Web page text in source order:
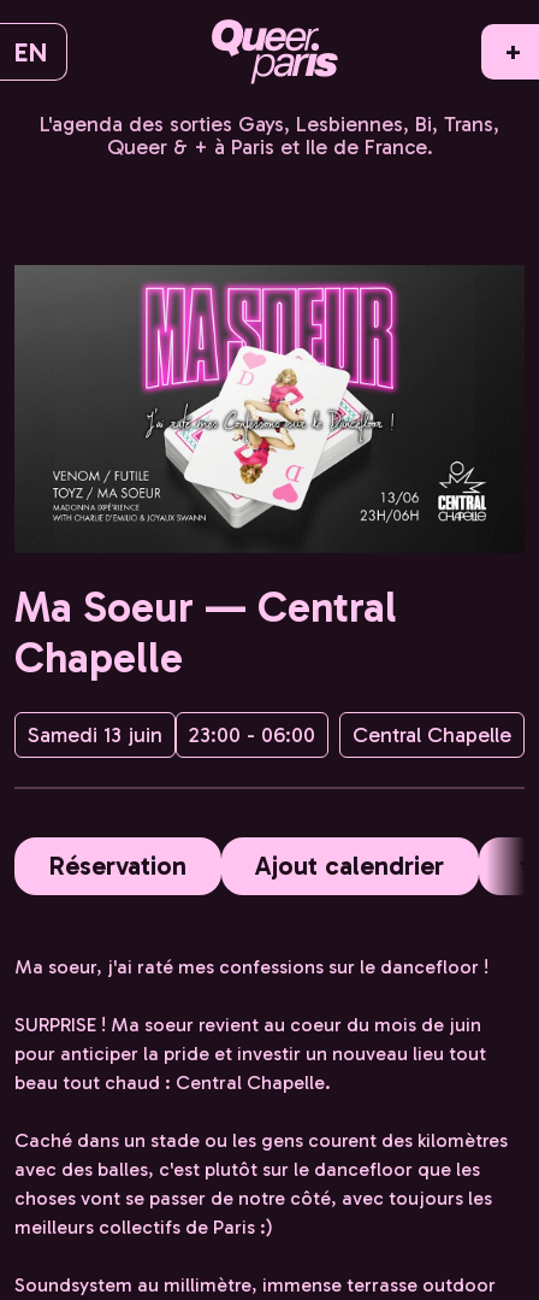
EN +
L'agenda des sorties Gays, Lesbiennes, Bi, Trans,
Queer & + à Paris et Ile de France.
Ma Soeur — Central
Chapelle
Samedi 13 juin 23:00 - 06:00 Central Chapelle
Réservation Ajout calendrier
Ma soeur, j'ai raté mes confessions sur le dancefloor !
SURPRISE ! Ma soeur revient au coeur du mois de juin
pour anticiper la pride et investir un nouveau lieu tout
beau tout chaud : Central Chapelle.
Caché dans un stade ou les gens courent des kilomètres
avec des balles, c'est plutôt sur le dancefloor que les
choses vont se passer de notre côté, avec toujours les
meilleurs collectifs de Paris :)
Soundsystem au millimètre, immense terrasse outdoor